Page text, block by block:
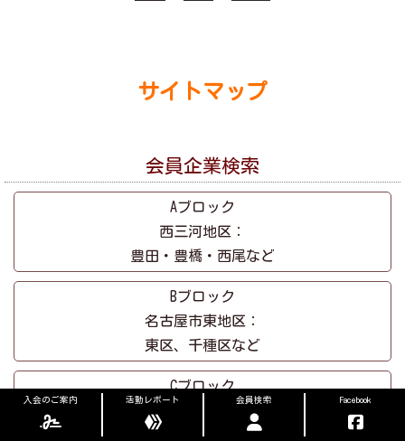
サイトマップ
会員企業検索
Aブロック
西三河地区：
豊田・豊橋・西尾など
Bブロック
名古屋市東地区：
東区、千種区など
Cブロック
名古屋北地区：
春日井、一宮、小牧など
入会のご案内 活動レポート 会員検索 Facebook